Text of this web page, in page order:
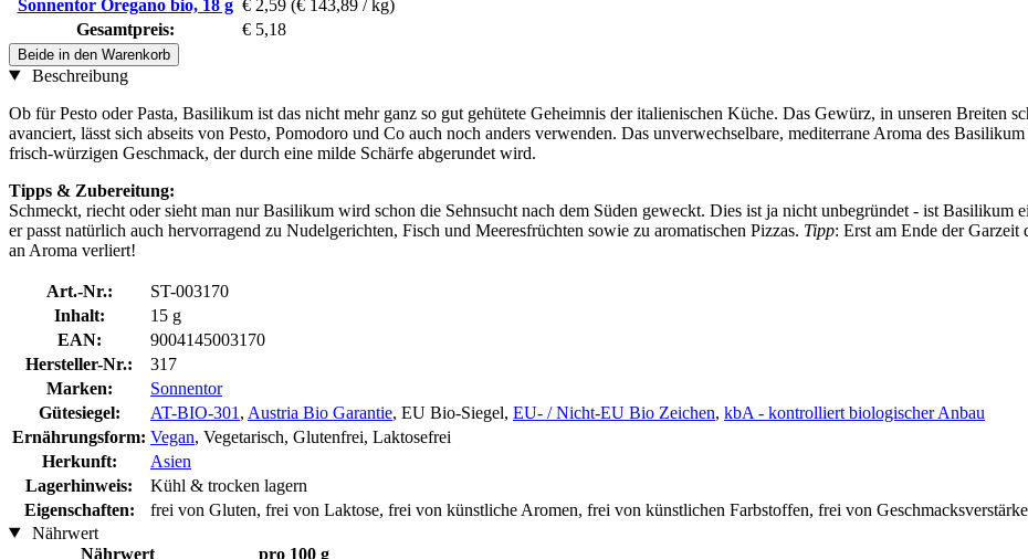
Sonnentor Oregano bio, 18 g € 2,59 (€ 143,89 / kg)
Gesamtpreis:
€ 5,18
Beide in den Warenkorb
Beschreibung
Ob für Pesto oder Pasta, Basilikum ist das nicht mehr ganz so gut gehütete Geheimnis der italienischen Küche. Das Gewürz, in unseren Breiten
avanciert, lässt sich abseits von Pesto, Pomodoro und Co auch noch anders verwenden. Das unverwechselbare, mediterrane Aroma des
frisch-würzigen Geschmack, der durch eine milde Schärfe abgerundet wird.
Tipps & Zubereitung:
Schmeckt, riecht oder sieht man nur Basilikum wird schon die Sehnsucht nach dem Süden geweckt. Dies ist ja nicht unbegründet - ist Basilikum
er passt natürlich auch hervorragend zu Nudelgerichten, Fisch und Meeresfrüchten sowie zu aromatischen Pizzas. Tipp: Erst am Ende der
an Aroma verliert!
Art.-Nr.:
ST-003170
Inhalt:
15 g
EAN:
9004145003170
Hersteller-Nr.:
317
Marken:
Sonnentor
Gütesiegel:
AT-BIO-301 , Austria Bio Garantie, EU Bio-Siegel, EU- / Nicht-EU Bio Zeichen, kbA - kontrolliert biologischer Anbau
Ernährungsform: Vegan, Vegetarisch, Glutenfrei, Laktosefrei
Herkunft:
Asien
Lagerhinweis:
Kühl & trocken lagern
Eigenschaften:
frei von Gluten, frei von Laktose, frei von künstliche Aromen, frei von künstlichen Farbstoffen, frei von
Nährwert
Nährwert
pro 100 g